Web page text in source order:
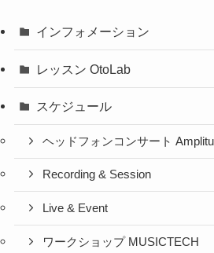
インフォメーション
レッスン OtoLab
スケジュール
ヘッドフォンコンサート
Recording & Session
Live & Event
ワークショップ MUSICTECH